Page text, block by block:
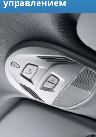
управлением